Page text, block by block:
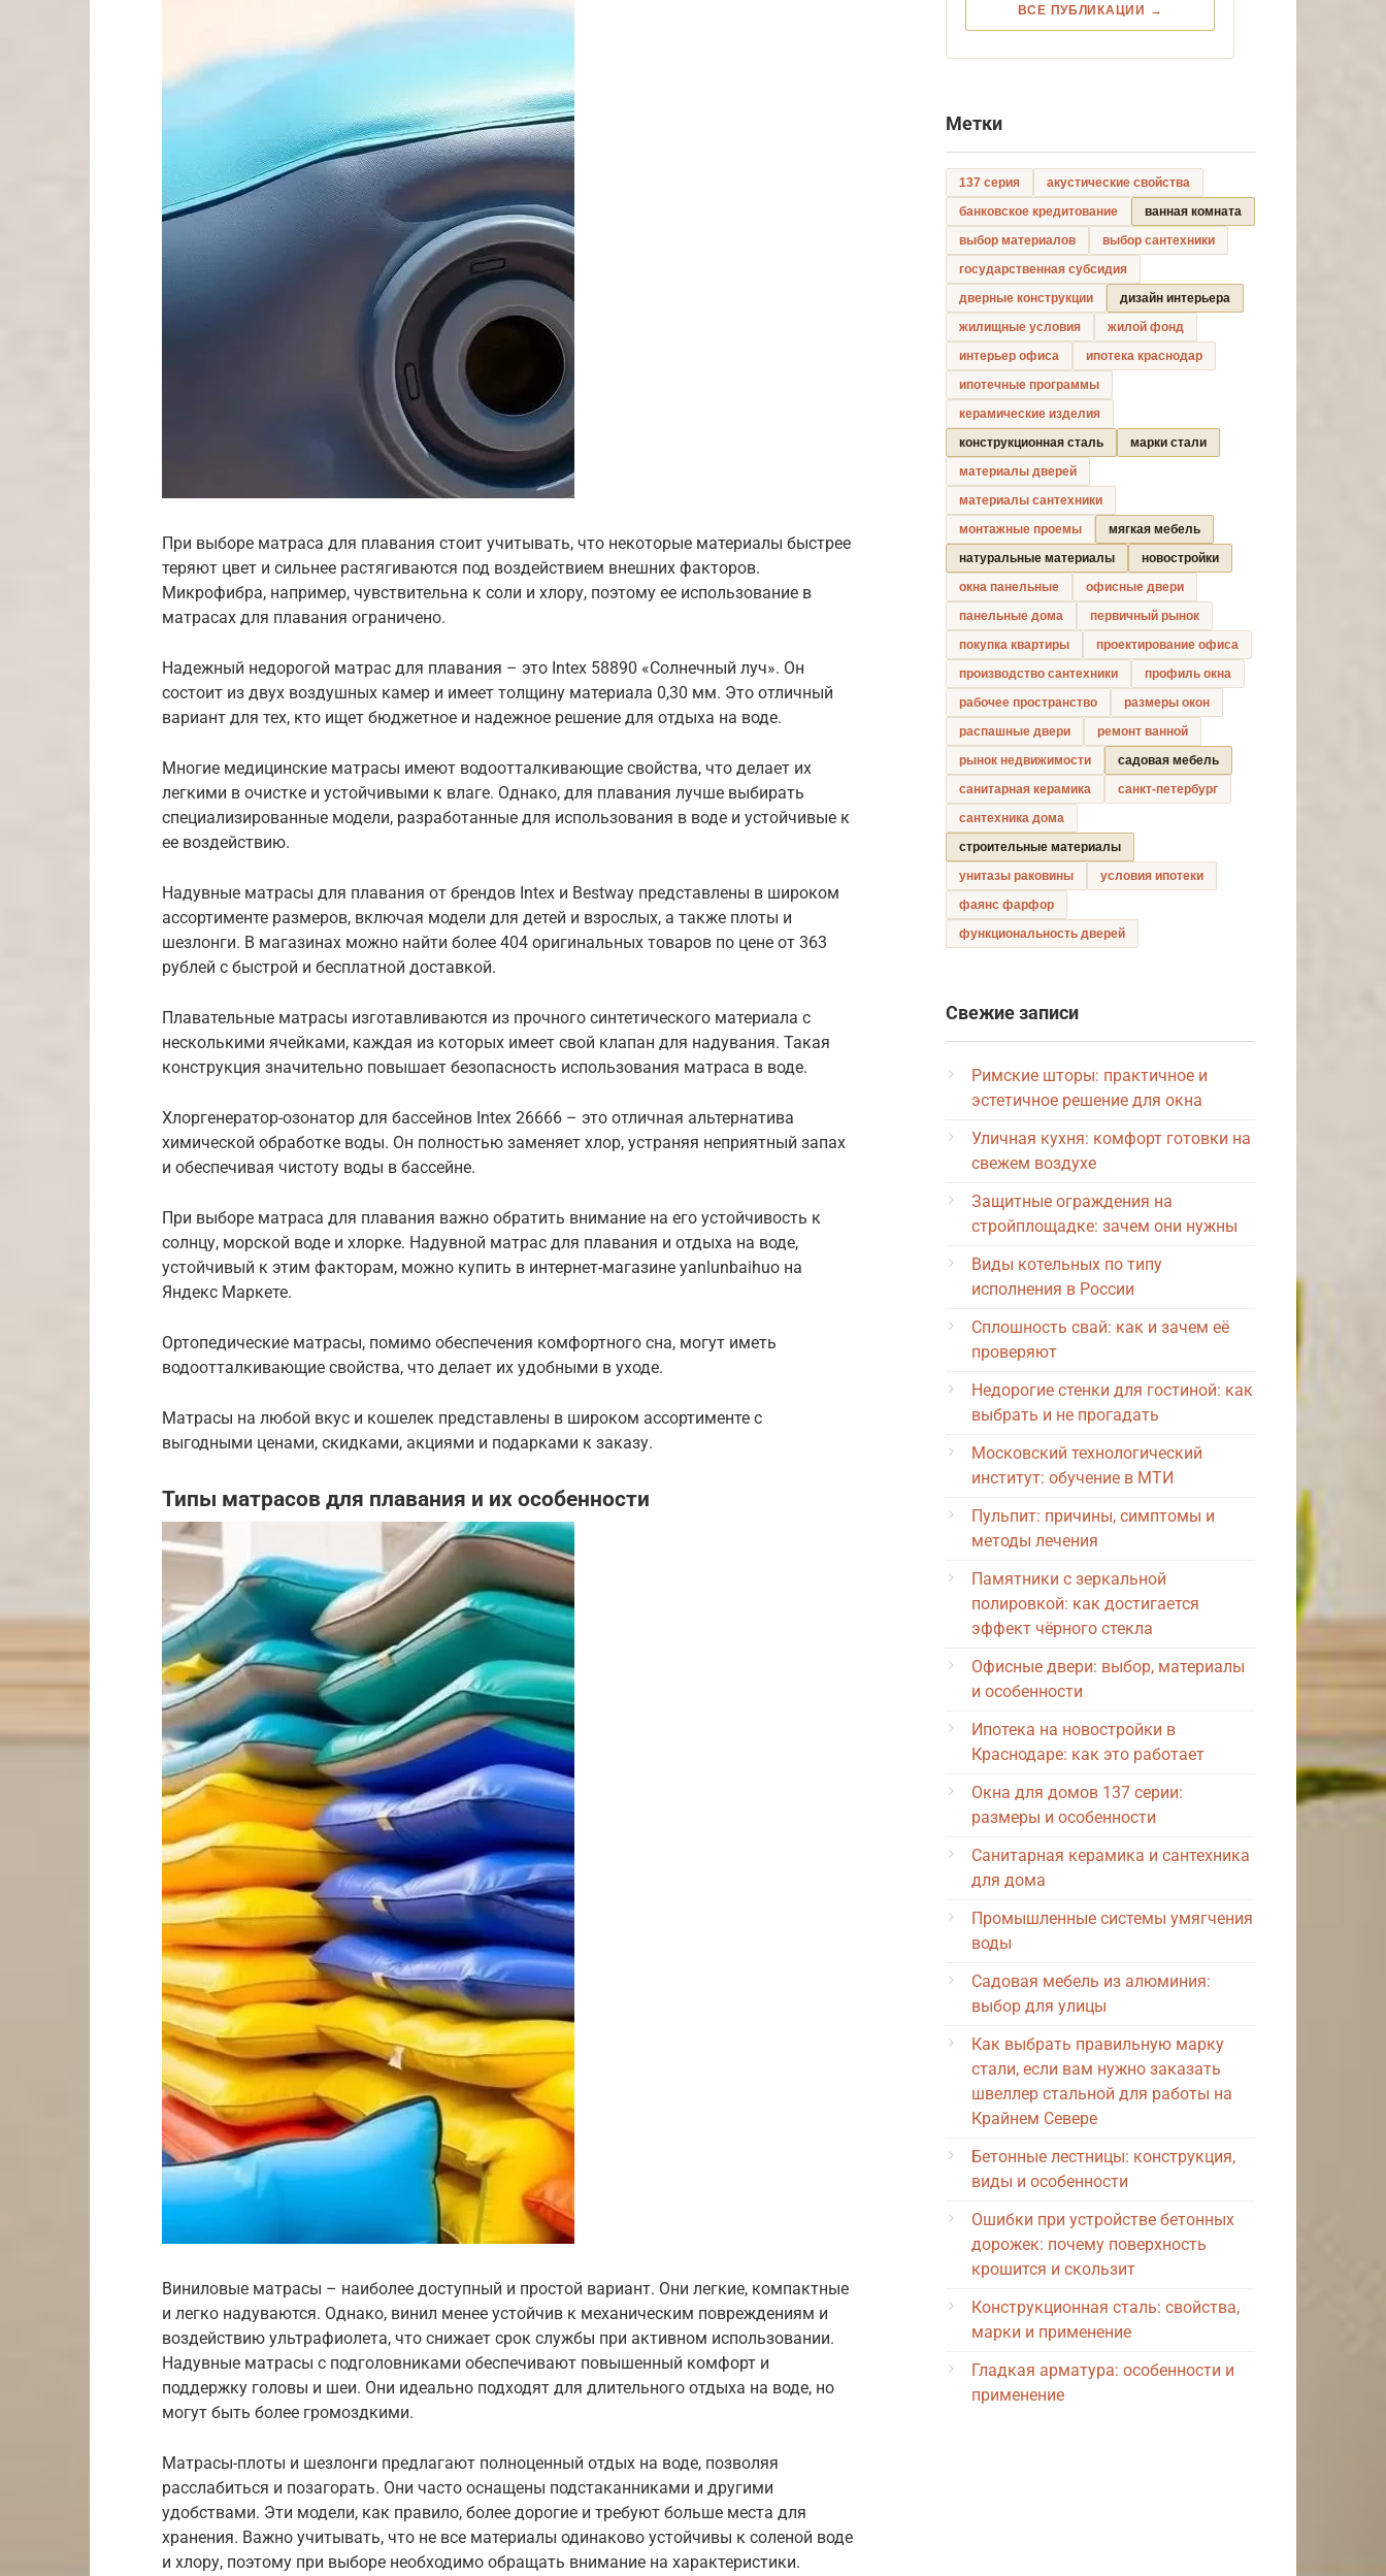
При выборе матраса для плавания стоит учитывать, что некоторые материалы быстрее
теряют цвет и сильнее растягиваются под воздействием внешних факторов.
Микрофибра, например, чувствительна к соли и хлору, поэтому ее использование в
матрасах для плавания ограничено.
Надежный недорогой матрас для плавания – это Intex 58890 «Солнечный луч». Он
состоит из двух воздушных камер и имеет толщину материала 0,30 мм. Это отличный
вариант для тех, кто ищет бюджетное и надежное решение для отдыха на воде.
Многие медицинские матрасы имеют водоотталкивающие свойства, что делает их
легкими в очистке и устойчивыми к влаге. Однако, для плавания лучше выбирать
специализированные модели, разработанные для использования в воде и устойчивые к
ее воздействию.
Надувные матрасы для плавания от брендов Intex и Bestway представлены в широком
ассортименте размеров, включая модели для детей и взрослых, а также плоты и
шезлонги. В магазинах можно найти более 404 оригинальных товаров по цене от 363
рублей с быстрой и бесплатной доставкой.
Плавательные матрасы изготавливаются из прочного синтетического материала с
несколькими ячейками, каждая из которых имеет свой клапан для надувания. Такая
конструкция значительно повышает безопасность использования матраса в воде.
Хлоргенератор-озонатор для бассейнов Intex 26666 – это отличная альтернатива
химической обработке воды. Он полностью заменяет хлор, устраняя неприятный запах
и обеспечивая чистоту воды в бассейне.
При выборе матраса для плавания важно обратить внимание на его устойчивость к
солнцу, морской воде и хлорке. Надувной матрас для плавания и отдыха на воде,
устойчивый к этим факторам, можно купить в интернет-магазине yanlunbaihuo на
Яндекс Маркете.
Ортопедические матрасы, помимо обеспечения комфортного сна, могут иметь
водоотталкивающие свойства, что делает их удобными в уходе.
Матрасы на любой вкус и кошелек представлены в широком ассортименте с
выгодными ценами, скидками, акциями и подарками к заказу.
Типы матрасов для плавания и их особенности
Виниловые матрасы – наиболее доступный и простой вариант. Они легкие, компактные
и легко надуваются. Однако, винил менее устойчив к механическим повреждениям и
воздействию ультрафиолета, что снижает срок службы при активном использовании.
Надувные матрасы с подголовниками обеспечивают повышенный комфорт и
поддержку головы и шеи. Они идеально подходят для длительного отдыха на воде, но
могут быть более громоздкими.
Матрасы-плоты и шезлонги предлагают полноценный отдых на воде, позволяя
расслабиться и позагорать. Они часто оснащены подстаканниками и другими
удобствами. Эти модели, как правило, более дорогие и требуют больше места для
хранения. Важно учитывать, что не все материалы одинаково устойчивы к соленой воде
и хлору, поэтому при выборе необходимо обращать внимание на характеристики.
ВСЕ ПУБЛИКАЦИИ →
Метки
137 серия
акустические свойства
банковское кредитование
ванная комната
выбор материалов
выбор сантехники
государственная субсидия
дверные конструкции
дизайн интерьера
жилищные условия
жилой фонд
интерьер офиса
ипотека краснодар
ипотечные программы
керамические изделия
конструкционная сталь
марки стали
материалы дверей
материалы сантехники
монтажные проемы
мягкая мебель
натуральные материалы
новостройки
окна панельные
офисные двери
панельные дома
первичный рынок
покупка квартиры
проектирование офиса
производство сантехники
профиль окна
рабочее пространство
размеры окон
распашные двери
ремонт ванной
рынок недвижимости
садовая мебель
санитарная керамика
санкт-петербург
сантехника дома
строительные материалы
унитазы раковины
условия ипотеки
фаянс фарфор
функциональность дверей
Свежие записи
Римские шторы: практичное и
эстетичное решение для окна
Уличная кухня: комфорт готовки на
свежем воздухе
Защитные ограждения на
стройплощадке: зачем они нужны
Виды котельных по типу
исполнения в России
Сплошность свай: как и зачем её
проверяют
Недорогие стенки для гостиной: как
выбрать и не прогадать
Московский технологический
институт: обучение в МТИ
Пульпит: причины, симптомы и
методы лечения
Памятники с зеркальной
полировкой: как достигается
эффект чёрного стекла
Офисные двери: выбор, материалы
и особенности
Ипотека на новостройки в
Краснодаре: как это работает
Окна для домов 137 серии:
размеры и особенности
Санитарная керамика и сантехника
для дома
Промышленные системы умягчения
воды
Садовая мебель из алюминия:
выбор для улицы
Как выбрать правильную марку
стали, если вам нужно заказать
швеллер стальной для работы на
Крайнем Севере
Бетонные лестницы: конструкция,
виды и особенности
Ошибки при устройстве бетонных
дорожек: почему поверхность
крошится и скользит
Конструкционная сталь: свойства,
марки и применение
Гладкая арматура: особенности и
применение